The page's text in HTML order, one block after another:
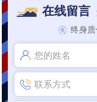
在线留言
终身质